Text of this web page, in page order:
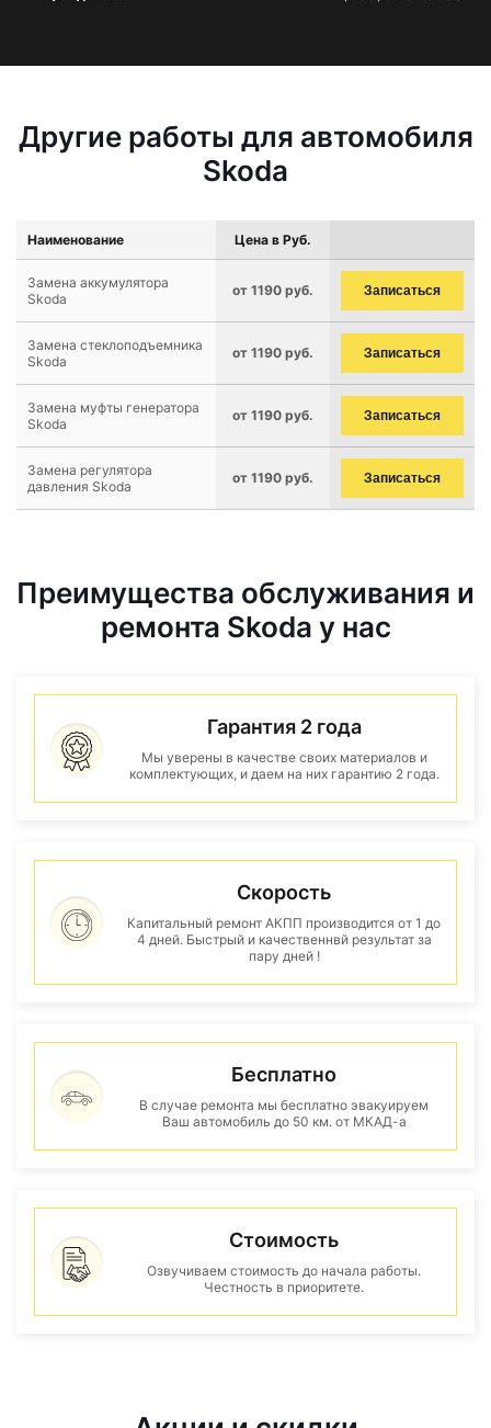
Другие работы для автомобиля
Skoda
Наименование Цена в Руб.
Замена аккумулятора
Skoda
от 1190 руб. Записаться
Замена стеклоподъемника
Skoda
от 1190 руб. Записаться
Замена муфты генератора
Skoda
от 1190 руб. Записаться
Замена регулятора
давления Skoda
от 1190 руб. Записаться
Преимущества обслуживания и
ремонта Skoda у нас
Гарантия 2 года
Мы уверены в качестве своих материалов и
комплектующих, и даем на них гарантию 2 года.
Скорость
Капитальный ремонт АКПП производится от 1 до
4 дней. Быстрый и качественнвй результат за
пару дней !
Бесплатно
В случае ремонта мы бесплатно эвакуируем
Ваш автомобиль до 50 км. от МКАД-а
Стоимость
Озвучиваем стоимость до начала работы.
Честность в приоритете.